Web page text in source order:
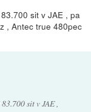
sit v JAE , pa
, Antec true 480pec
sit v JAE ,